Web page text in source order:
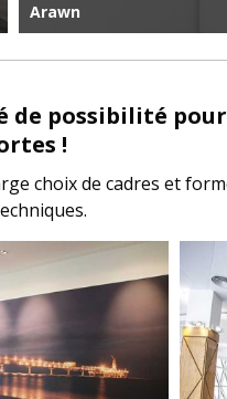
Arawn
de possibilité
!
choix de cadres et